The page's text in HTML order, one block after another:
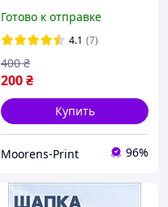
погоды черная
Готово к отправке
4.1 (7)
200₴
400 ₴
Купить
Moorens-Print 96%